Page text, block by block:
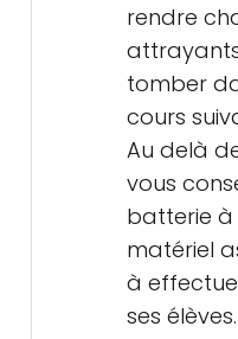
rendre
tomber
cours
Au delà
vous
batterie à
matériel
à
ses